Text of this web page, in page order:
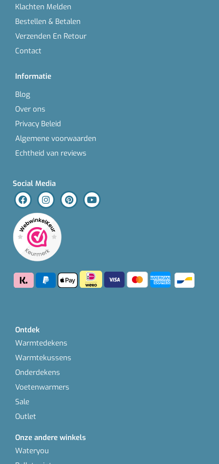
Klachten Melden
Bestellen & Betalen
Verzenden En Retour
Contact
Informatie
Blog
Over ons
Privacy Beleid
Algemene voorwaarden
Echtheid van reviews
Social Media
Ontdek
Warmtedekens
Warmtekussens
Onderdekens
Voetenwarmers
Sale
Outlet
Onze andere winkels
Wateryou